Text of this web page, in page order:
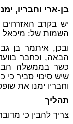
בן-ארי וחבריו,
יש בקרב
השמות של: מיכאל
ובכן, איתמר בן
הבאה, וכחבר
כשר בממשלה
שיש סיכוי סביר כי
וחבריו ימנו את
תהליך
צריך להבין כי